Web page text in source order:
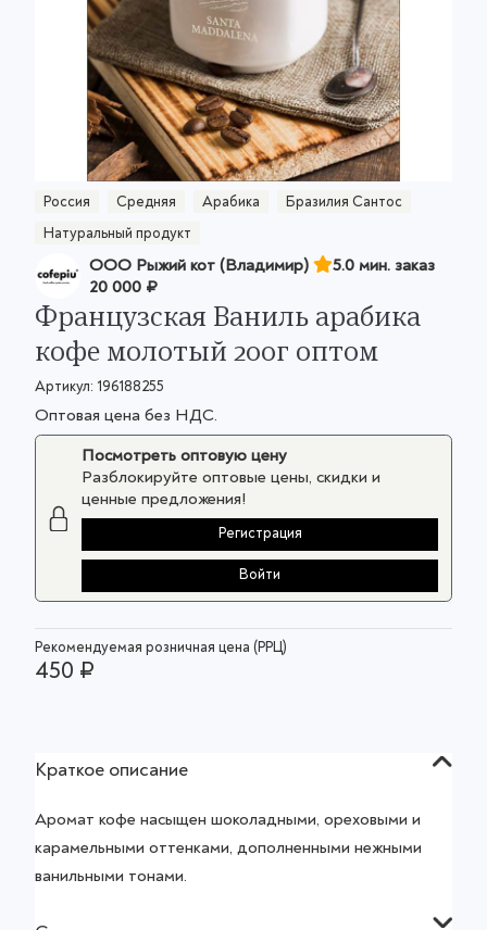
Россия Средняя Арабика
Бразилия Сантос
Натуральный продукт
ООО Рыжий кот (Владимир)
5.0 мин. заказ
20 000 ₽
Французская Ваниль арабика
кофе молотый 200г оптом
Артикул: 196188255
Оптовая цена без НДС.
Посмотреть оптовую цену
Разблокируйте оптовые цены, скидки и
ценные предложения!
Регистрация
Войти
Рекомендуемая розничная цена (РРЦ)
450 ₽
Краткое описание
Аромат кофе насыщен шоколадными, ореховыми и
карамельными оттенками, дополненными нежными
ванильными тонами.